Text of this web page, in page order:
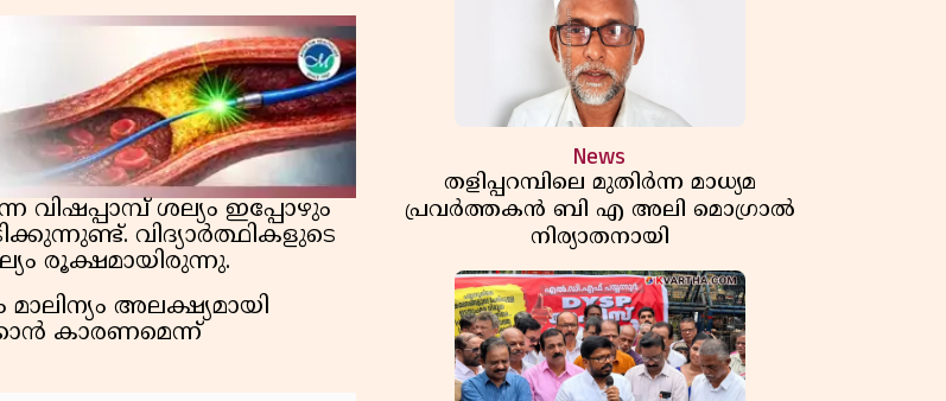
ശല്യം ഇപ്പോഴും
വിദ്യാർത്ഥികളുടെ
രൂക്ഷമായിരുന്നു.
അലക്ഷ്യമായി
കാരണമെന്ന്
News
തളിപ്പറമ്പിലെ മുതിർന്ന മാധ്യമ
പ്രവർത്തകൻ ബി എ അലി മൊഗ്രാൽ
നിര്യാതനായി